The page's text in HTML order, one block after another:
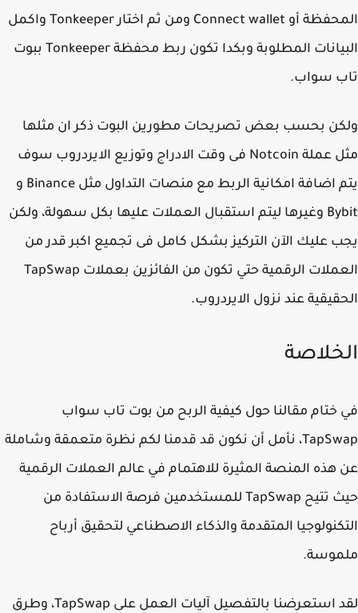
المحفظة أو Connect wallet ومن ثم اختار Tonkeeper واكمل
البيانات المطلوبة وبكدا تكون ربط محفظة Tonkeeper ببوت
سواب.
بحسب بعض تصريحات مطورين البوت ذكر ان مثلها
مثل عملة Notcoin فى وقت الادراج وتوزيع الايردروب سوف
يتم اضافة امكانية الربط مع منصات التداول مثل Binance و
Bybit وغيرها ليتم استقبال العملات عليها بكل سهولة، ولكن
عليك الآن التركيز بشكل كامل فى تجميع اكبر قدر من
العملات الرقمية حتي تكون من الفائزين بعملات TapSwap
عند نزول الايردروب.
ختام مقالنا حول كيفية الربح من بوت تاب سواب
TapSwap، نأمل أن نكون قد قدمنا لكم نظرة متعمقة وشاملة
هذه المنصة المثيرة للاهتمام في عالم العملات الرقمية
حيث تتيح TapSwap للمستخدمين فرصة الاستفادة من
المتقدمة والذكاء الاصطناعي لتحقيق أرباح
لقد استعرضنا بالتفصيل آليات العمل على TapSwap، وطرق